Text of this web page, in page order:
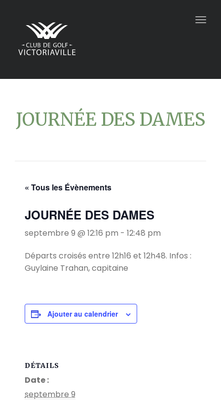
JOURNÉE DES DAMES
« Tous les Évènements
JOURNÉE DES DAMES
septembre 9 @ 12:16 pm - 12:48 pm
Départs croisés entre 12h16 et 12h48. Infos :
Guylaine Trahan, capitaine
Ajouter au calendrier
DÉTAILS
Date :
septembre 9